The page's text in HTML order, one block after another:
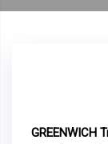
GREENWICH